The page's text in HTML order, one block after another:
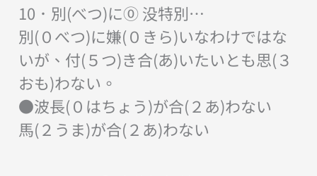
10．別(べつ)に⓪ 没特別…
別(０べつ)に嫌(０きら)いなわけではな
いが、付(５つ)き合(あ)いたいとも思(３
おも)わない。
●波長(０はちょう)が合(２あ)わない
馬(２うま)が合(２あ)わない